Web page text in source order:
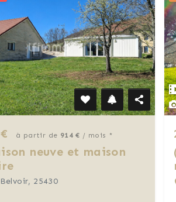
à partir de 914 € / mois *
neuve et maison
25430